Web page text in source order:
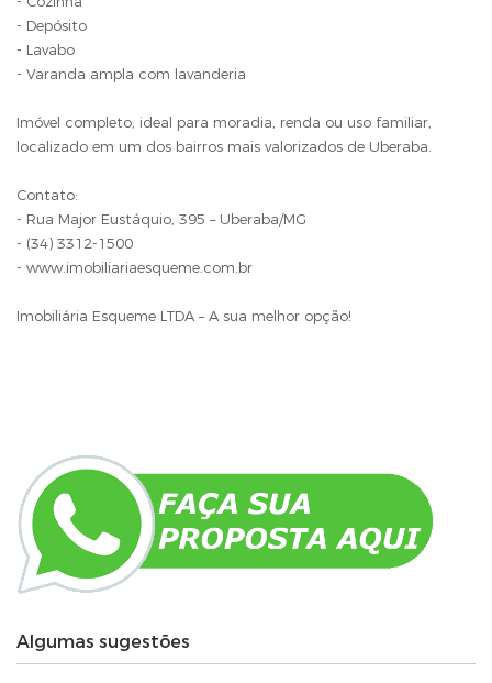
- Depósito
- Lavabo
- Varanda ampla com lavanderia
Imóvel completo, ideal para moradia, renda ou uso familiar,
localizado em um dos bairros mais valorizados de Uberaba.
Contato:
- Rua Major Eustáquio, 395 – Uberaba/MG
- (34) 3312-1500
- www.imobiliariaesqueme.com.br
Imobiliária Esqueme LTDA – A sua melhor opção!
Algumas sugestões